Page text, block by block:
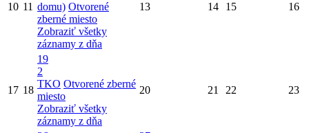
10 11 domu) Otvorené
zberné miesto
Zobraziť všetky
záznamy z dňa
13 14 15 16
17 18
19
2
TKO Otvorené zberné
miesto
Zobraziť všetky
záznamy z dňa
20 21 22 23